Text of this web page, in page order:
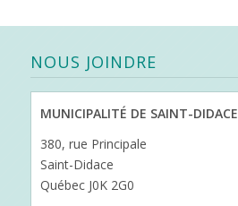
NOUS JOINDRE
MUNICIPALITÉ DE SAINT-DIDACE
380, rue Principale
Saint-Didace
Québec J0K 2G0